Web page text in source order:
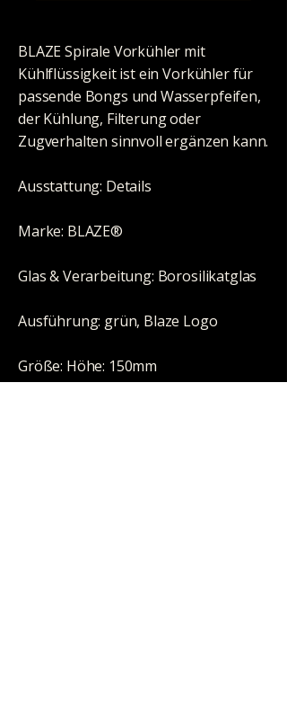
BLAZE Spirale Vorkühler mit
Kühlflüssigkeit ist ein Vorkühler für
passende Bongs und Wasserpfeifen,
der Kühlung, Filterung oder
Zugverhalten sinnvoll ergänzen kann.
Ausstattung: Details
Marke: BLAZE®
Glas & Verarbeitung: Borosilikatglas
Ausführung: grün, Blaze Logo
Größe: Höhe: 150mm